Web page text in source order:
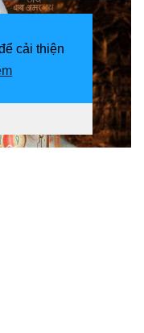
cải thiện